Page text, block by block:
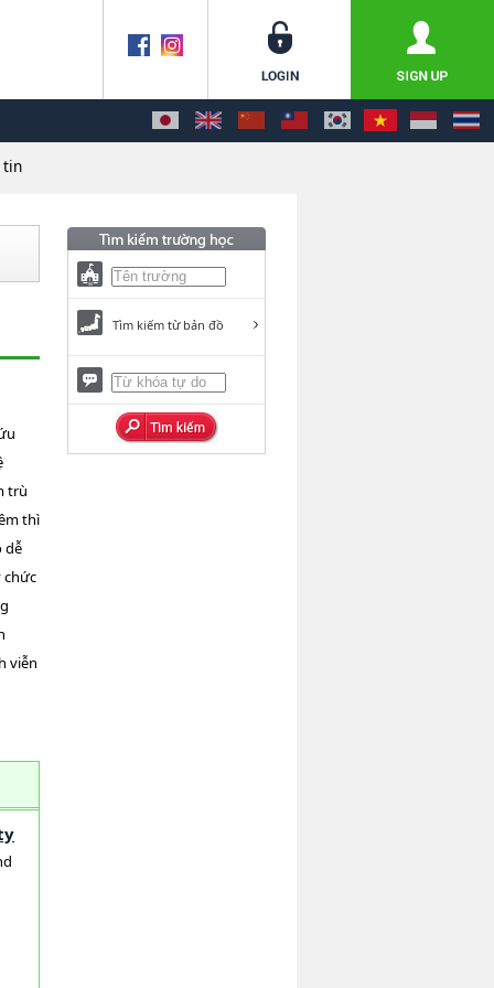
tin
trù
thì
dễ
chức
viễn
Tìm kiếm từ bản đồ